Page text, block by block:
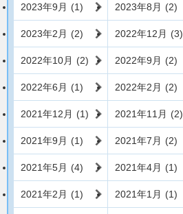
2023年9月 (1) 2023年8月 (2)
2023年2月 (2) 2022年12月 (3)
2022年10月 (2) 2022年9月 (2)
2022年6月 (1) 2022年2月 (2)
2021年12月 (1) 2021年11月 (2)
2021年9月 (1) 2021年7月 (2)
2021年5月 (4) 2021年4月 (1)
2021年2月 (1) 2021年1月 (1)